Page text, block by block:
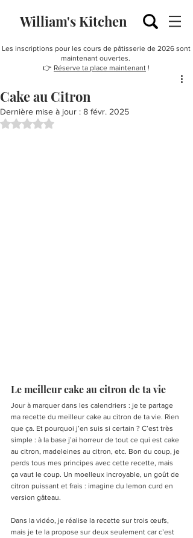
William's Kitchen
Les inscriptions pour les cours de pâtisserie de 2026 sont
maintenant ouvertes.
👉 Réserve ta place maintenant !
Cake au Citron
Dernière mise à jour : 8 févr. 2025
Noté NaN étoiles sur 5.
Le meilleur cake au citron de ta vie
Jour à marquer dans les calendriers : je te partage
ma recette du meilleur cake au citron de ta vie. Rien
que ça. Et pourquoi j’en suis si certain ? C’est très
simple : à la base j’ai horreur de tout ce qui est cake
au citron, madeleines au citron, etc. Bon du coup, je
perds tous mes principes avec cette recette, mais
ça vaut le coup. Un moelleux incroyable, un goût de
citron puissant et frais : imagine du lemon curd en
version gâteau.
Dans la vidéo, je réalise la recette sur trois œufs,
mais je te la propose sur deux seulement car c’est